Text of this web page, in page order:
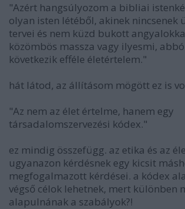
"Azért hangsúlyozom a bibliai
olyan isten létéből, akinek nincsenek
tervei és nem küzd bukott
közömbös massza vagy ilyesmi,
következik efféle életértelem."
hát látod, az állításom mögött ez is
"Az nem az élet értelme, hanem egy
társadalomszervezési kódex."
ez mindig összefügg. az etika és az
ugyanazon kérdésnek egy kicsit
megfogalmazott kérdései. a kódex
végső célok lehetnek, mert különben
alapulnának a szabályok?!